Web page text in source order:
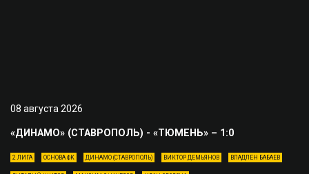
08 августа 2026
«ДИНАМО» (СТАВРОПОЛЬ) - «ТЮМЕНЬ» – 1:0
2 ЛИГА ОСНОВА ФК ДИНАМО (СТАВРОПОЛЬ) ВИКТОР ДЕМЬЯНОВ ВЛАДЛЕН БАБАЕВ